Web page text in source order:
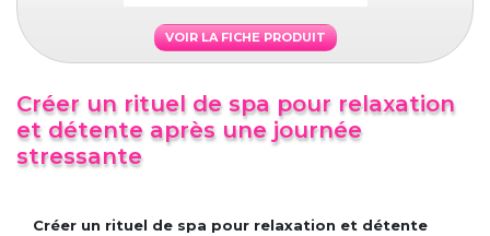
VOIR LA FICHE PRODUIT
Créer un rituel de spa pour relaxation
et détente après une journée
stressante
Créer un rituel de spa pour relaxation et détente